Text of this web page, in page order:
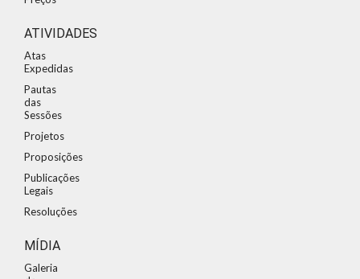
ATIVIDADES
Atas
Expedidas
Pautas
das
Sessões
Projetos
Proposições
Publicações
Legais
Resoluções
MÍDIA
Galeria